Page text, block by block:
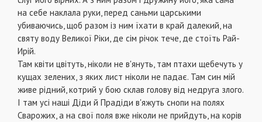
на себе наклала руки, перед саньми царськими
убиваючись, щоб разом із ним їхати в край далекий, на
святу воду Великої Ріки, де сім річок тече, де стоїть Рай-
Ирій.
Там квіти цвітуть, ніколи не в'януть, там птахи щебечуть у
кущах зелених, з яких лист ніколи не падає. Там син мій
живе рідний, котрий у бою склав голову від недруга злого.
І там усі наші Діди й Прадіди в'яжуть снопи на полях
Сварожих, а на свої поля вже ніколи не прийдуть, на корів